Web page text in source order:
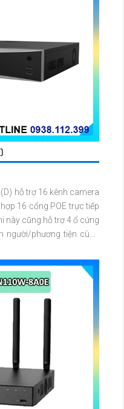
hỗ trợ 16 kênh camera
16 cổng POE trực tiếp
phương tiện cùng